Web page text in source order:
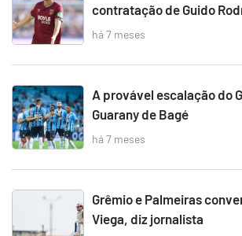
contratação de Guido
há 7 meses
A provável escalação do
Guarany de Bagé
há 7 meses
Grêmio e Palmeiras
Viega, diz jornalista